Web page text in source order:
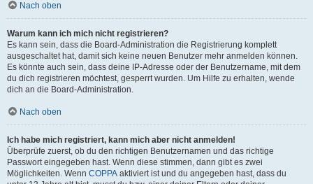
Nach oben
Warum kann ich mich nicht registrieren?
Es kann sein, dass die Board-Administration die Registrierung komplett
ausgeschaltet hat, damit sich keine neuen Benutzer mehr anmelden können.
Es könnte auch sein, dass deine IP-Adresse oder der Benutzername, mit dem
du dich registrieren möchtest, gesperrt wurden. Um Hilfe zu erhalten, wende
dich an die Board-Administration.
Nach oben
Ich habe mich registriert, kann mich aber nicht anmelden!
Überprüfe zuerst, ob du den richtigen Benutzernamen und das richtige
Passwort eingegeben hast. Wenn diese stimmen, dann gibt es zwei
Möglichkeiten. Wenn COPPA aktiviert ist und du angegeben hast, dass du